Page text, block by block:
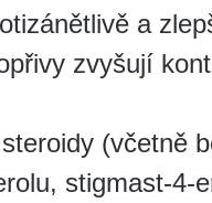
a
zvyšují
(včetně
stigmast-4-